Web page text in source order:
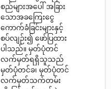
စည်များအပေါ် အခြား
သောအခကြေးငွေ
ကောက်ခံခြင်းများနှင့်
စပ်လျဉ်း၍ ဖော်ပြထား
ပါသည်။ မှတ်ပုံတင်
လက်မှတ်ရရှိသူသည်
မှတ်ပုံတင်ခ၊ မှတ်ပုံတင်
လက်မှတ်သက်တမ်း